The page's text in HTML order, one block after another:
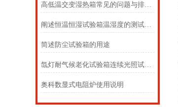
高低温交变湿热箱常见的问题与排除方法
阐述恒温恒湿试验箱温湿度的测试方法
简述防尘试验箱的用途
氙灯耐气候老化试验箱连续光照试验的试验条件
奥科数显式电阻炉使用说明